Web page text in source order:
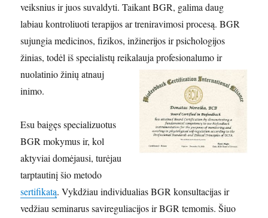
veiksnius ir juos suvaldyti. Taikant BGR, galima daug
labiau kontroliuoti terapijos ar treniravimosi procesą. BGR
sujungia medicinos, fizikos, inžinerijos ir psichologijos
žinias, todėl iš specialistų reikalauja profesionalumo ir
nuolatinio žinių atnauj
inimo.
Esu baigęs specializuotus
BGR mokymus ir, kol
aktyviai domėjausi, turėjau
tarptautinį šio metodo
sertifikatą. Vykdžiau individualias BGR konsultacijas ir
vedžiau seminarus savireguliacijos ir BGR temomis. Šiuo